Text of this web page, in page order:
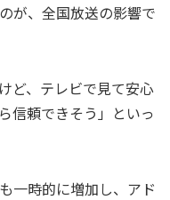
が、全国放送の影響で
ど、テレビで見て安心
信頼できそう」といっ
一時的に増加し、アド